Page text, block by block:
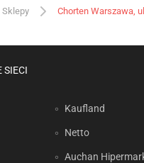
Sklepy
Chorten Warszawa,
SIECI
Kaufland
Netto
Auchan